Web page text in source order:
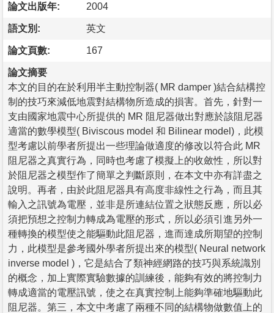
論文出版年: 2004
語文別: 英文
論文頁數: 167
論文摘要
本文的目的在於利用半主動控制器( MR damper )結合結構控
制的技巧來減低地震對結構物所造成的損害。首先，針對一
支由國家地震中心所提供的 MR 阻尼器做出對應於該阻尼器
適當的數學模型( Biviscous model 和 Bilinear model)，此模
型考慮以前學者所提出一些理論做適度的修改以符合此 MR
阻尼器之真實行為，同時也考慮了模擬上的收斂性，所以對
於阻尼器之模型作了簡單之判斷原則，在本文中亦有詳盡之
說明。再者，由於此阻尼器具有高度非線性之行為，而且其
輸入之訊號為電壓，並非是所連結位置之狀態反應，所以必
須把預想之控制力轉成為電壓的形式，所以必須引進另外一
種轉換的模型使之能驅動此阻尼器，進而達成所期望的控制
力，此模型是參考國外學者所提出來的模型( Neural network
inverse model )，它是結合了類神經網路的技巧與系統識別
的概念，加上實際實驗數據的訓練後，能夠有效的將控制力
轉成適當的電壓訊號，使之在真實控制上能夠準確地驅動此
阻尼器。第三，本文中考慮了兩種不同的結構物做數值上的